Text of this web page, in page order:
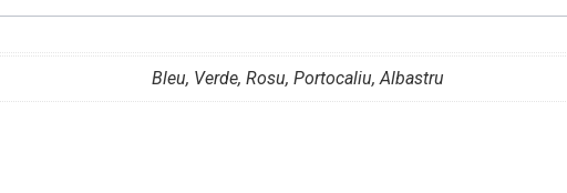
Bleu, Verde, Rosu, Portocaliu, Albastru